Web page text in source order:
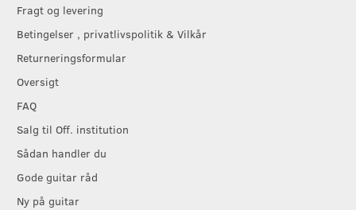
Fragt og levering
Betingelser , privatlivspolitik & Vilkår
Returneringsformular
Oversigt
FAQ
Salg til Off. institution
Sådan handler du
Gode guitar råd
Ny på guitar